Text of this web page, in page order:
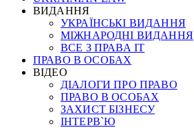
ВИДАННЯ
УКРАЇНСЬКІ ВИДАННЯ
МІЖНАРОДНІ ВИДАННЯ
ВСЕ З ПРАВА ІТ
ПРАВО В ОСОБАХ
ВІДЕО
ДІАЛОГИ ПРО ПРАВО
ПРАВО В ОСОБАХ
ЗАХИСТ БІЗНЕСУ
ІНТЕРВ`Ю